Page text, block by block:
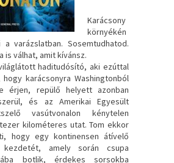
Karácsony ​
környékén
varázslatban. Sosemtudhatod.
is válhat, amit kívánsz.
haditudósító, aki ezúttal
karácsonyra Washingtonból
érjen, repülő helyett azonban
és az Amerikai Egyesült
vasútvonalon kénytelen
kilométeres utat. Tom ekkor
hogy egy kontinensen átívelő
amely során csupa
botlik, érdekes sorsokba